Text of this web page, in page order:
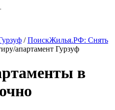
/ПоискЖилья.РФ: Снять
апартамент Гурзуф
в